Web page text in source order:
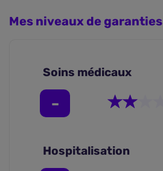
Mes niveaux de garanties
Soins médicaux
Hospitalisation